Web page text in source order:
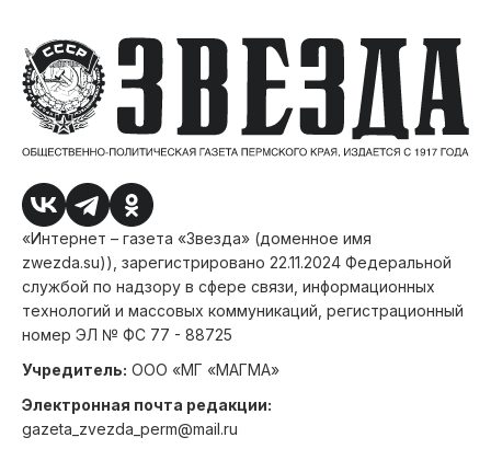
«Интернет – газета «Звезда» (доменное имя
zwezda.su)), зарегистрировано 22.11.2024 Федеральной
службой по надзору в сфере связи, информационных
технологий и массовых коммуникаций, регистрационный
номер ЭЛ № ФС 77 - 88725
Учредитель: ООО «МГ «МАГМА»
Электронная почта редакции:
gazeta_zvezda_perm@mail.ru